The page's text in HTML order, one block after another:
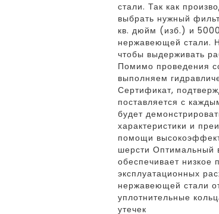
стали. Так как
выбрать нужный
кв. дюйм (изб.) и
нержавеющей стали.
чтобы выдерживать
Помимо проведения
выполняем
Сертификат,
поставляется с
будет
характеристики и
помощи
шерсти Оптимальный
обеспечивает низкое
эксплуатационных
нержавеющей стали
уплотнительные
утечек